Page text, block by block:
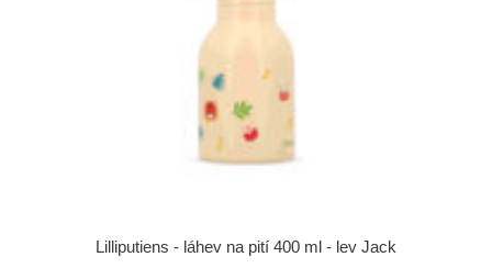
Lilliputiens - láhev na pití 400 ml - lev Jack